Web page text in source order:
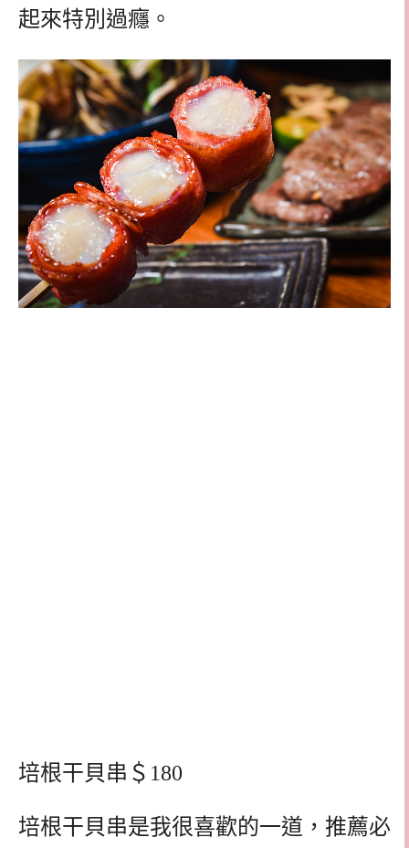
起來特別過癮。
培根干貝串＄180
培根干貝串是我很喜歡的一道，推薦必